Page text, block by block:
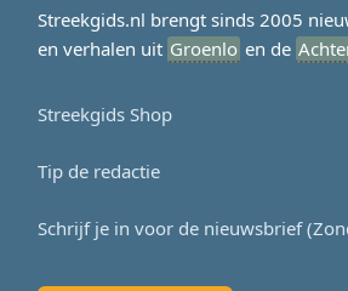
Streekgids.nl brengt sinds 2005
en verhalen uit Groenlo en de
Streekgids Shop
Tip de redactie
Schrijf je in voor de nieuwsbrief